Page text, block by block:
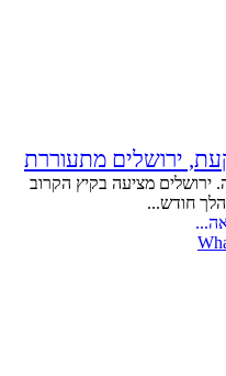
ירושלים מתעוררת
ירושלים מציעה בקיץ הקרוב
חודש...